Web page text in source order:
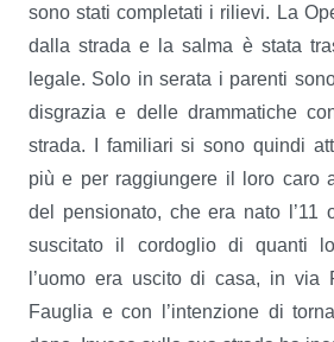
sono stati completati i rilievi. La
dalla strada e la salma è stata
legale. Solo in serata i parenti
disgrazia e delle drammatiche
strada. I familiari si sono quindi
più e per raggiungere il loro caro
del pensionato, che era nato l’11
suscitato il cordoglio di quanti
l’uomo era uscito di casa, in via
Fauglia e con l’intenzione di